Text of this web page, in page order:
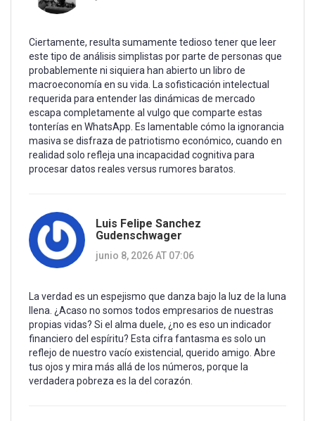
Ciertamente, resulta sumamente tedioso tener que leer
este tipo de análisis simplistas por parte de personas que
probablemente ni siquiera han abierto un libro de
macroeconomía en su vida. La sofisticación intelectual
requerida para entender las dinámicas de mercado
escapa completamente al vulgo que comparte estas
tonterías en WhatsApp. Es lamentable cómo la ignorancia
masiva se disfraza de patriotismo económico, cuando en
realidad solo refleja una incapacidad cognitiva para
procesar datos reales versus rumores baratos.
Luis Felipe Sanchez
Gudenschwager
junio 8, 2026 AT 07:06
La verdad es un espejismo que danza bajo la luz de la luna
llena. ¿Acaso no somos todos empresarios de nuestras
propias vidas? Si el alma duele, ¿no es eso un indicador
financiero del espíritu? Esta cifra fantasma es solo un
reflejo de nuestro vacío existencial, querido amigo. Abre
tus ojos y mira más allá de los números, porque la
verdadera pobreza es la del corazón.